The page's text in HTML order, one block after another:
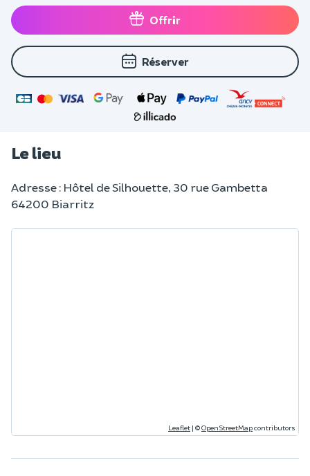
Offrir
Réserver
Le lieu
Adresse : Hôtel de Silhouette, 30 rue Gambetta
64200 Biarritz
Leaflet | ©OpenStreetMapcontributors